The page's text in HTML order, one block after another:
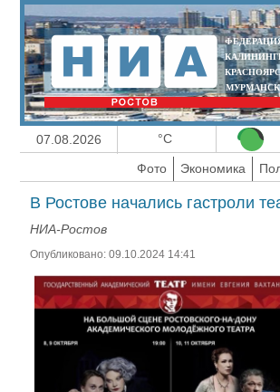
МУРМАНСК
07.08.2026 °C
Фото
Экономика
В Ростове начались гастроли
НИА-Ростов
Опубликовано: 09.10.2024 14:41